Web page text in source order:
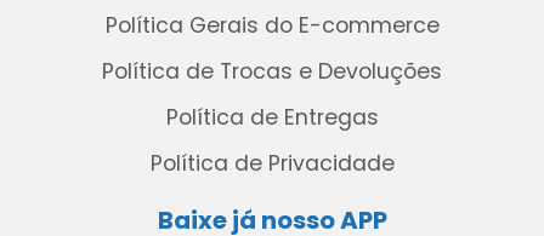
Política Gerais do E-commerce
Política de Trocas e Devoluções
Política de Entregas
Política de Privacidade
Baixe já nosso APP